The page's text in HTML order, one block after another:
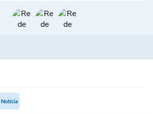
Notícia